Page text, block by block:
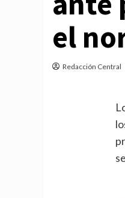
el
Redacción Central